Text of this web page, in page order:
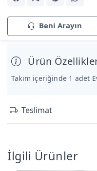
Beni Arayın
Ürün
Takım içeriğinde 1 adet
Teslimat
İlgili Ürünler